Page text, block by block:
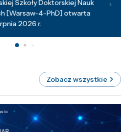
Szkoły Doktorskiej Nauk
[Warsaw-4-PhD] otwarta
2026 r.
Zobacz wszystkie